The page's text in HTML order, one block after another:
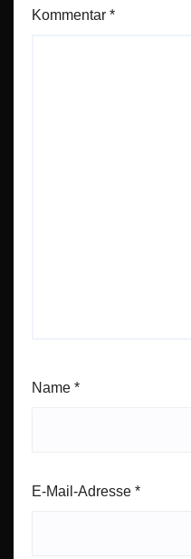
Kommentar *
Name *
E-Mail-Adresse *